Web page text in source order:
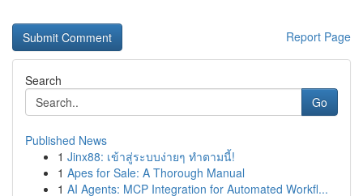
Report Page
Search
Go
Published News
1 Jinx88: เข้าสู่ระบบง่ายๆ ทำตามนี้!
1 Apes for Sale: A Thorough Manual
1 AI Agents: MCP Integration for Automated Workfl...